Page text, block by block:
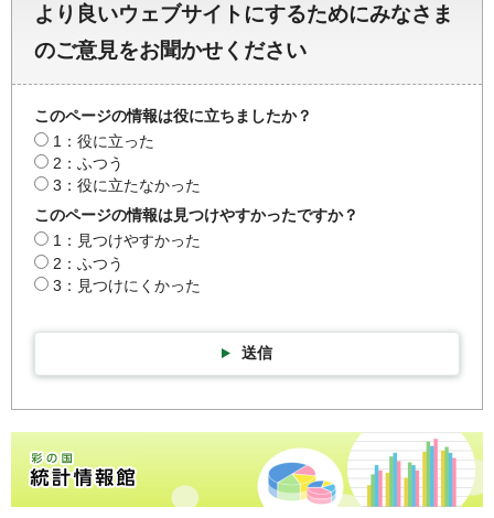
より良いウェブサイトにするためにみなさま
のご意見をお聞かせください
このページの情報は役に立ちましたか？
1：役に立った
2：ふつう
3：役に立たなかった
このページの情報は見つけやすかったですか？
1：見つけやすかった
2：ふつう
3：見つけにくかった
送信
彩の国統計情報館トップページ